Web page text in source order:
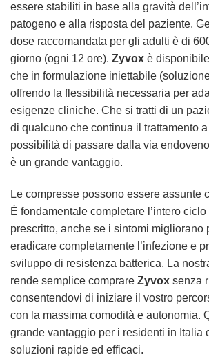
essere stabiliti in base alla gravità
patogeno e alla risposta del paziente.
dose raccomandata per gli adulti è di
giorno (ogni 12 ore). Zyvox è
che in formulazione iniettabile
offrendo la flessibilità necessaria per
esigenze cliniche. Che si tratti di un
di qualcuno che continua il trattamento
possibilità di passare dalla via
è un grande vantaggio.
Le compresse possono essere assunte
È fondamentale completare l’intero
prescritto, anche se i sintomi migliorano
eradicare completamente l’infezione e
sviluppo di resistenza batterica. La
rende semplice comprare Zyvox senza
consentendovi di iniziare il vostro
con la massima comodità e autonomia.
grande vantaggio per i residenti in Italia
soluzioni rapide ed efficaci.